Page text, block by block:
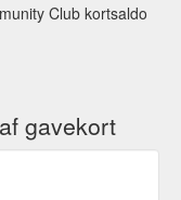
Club kortsaldo
gavekort